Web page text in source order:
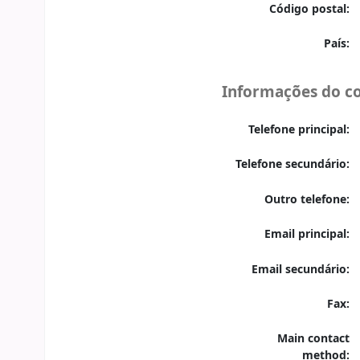
Código postal:
País:
Informações do
Telefone principal:
Telefone secundário:
Outro telefone:
Email principal:
Email secundário:
Fax:
Main contact
method: